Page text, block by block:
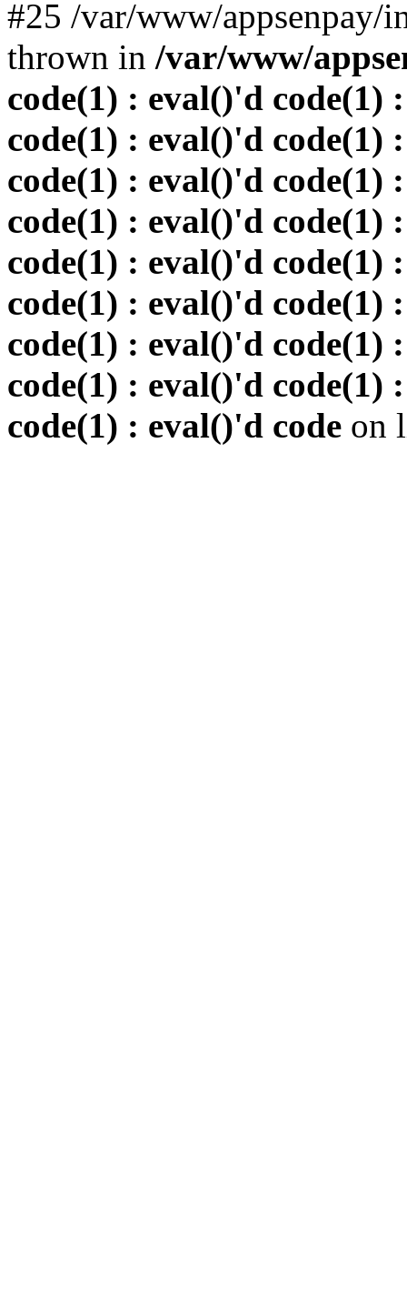
#25 /var/www/
thrown in /var/www/
code(1) : eval()'d code(1)
code(1) : eval()'d code(1)
code(1) : eval()'d code(1)
code(1) : eval()'d code(1)
code(1) : eval()'d code(1)
code(1) : eval()'d code(1)
code(1) : eval()'d code(1)
code(1) : eval()'d code(1)
code(1) : eval()'d code on